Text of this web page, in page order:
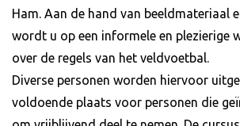
Ham. Aan de hand van beeldmateriaal
wordt u op een informele en plezierige
over de regels van het veldvoetbal.
Diverse personen worden hiervoor
voldoende plaats voor personen die